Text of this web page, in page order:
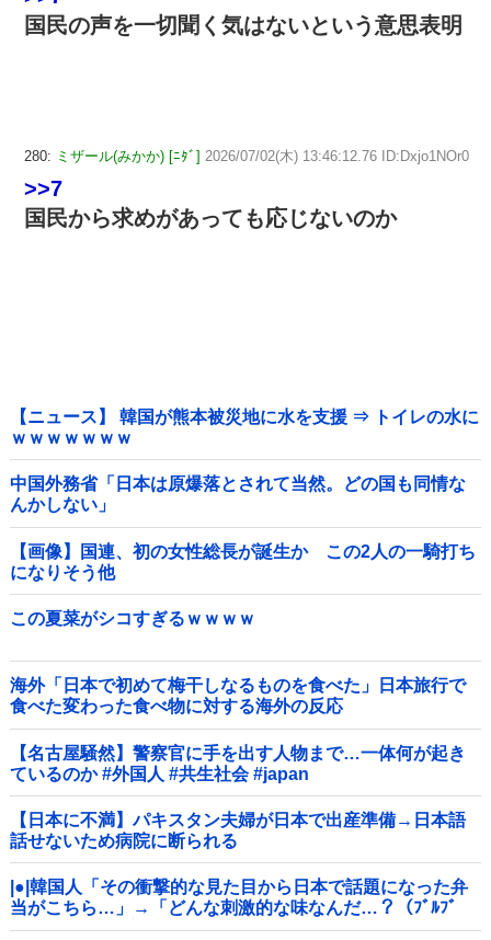
国民の声を一切聞く気はないという意思表明
280: ミザール(みかか) [ﾆﾀﾞ] 2026/07/02(木) 13:46:12.76 ID:Dxjo1NOr0
>>7
国民から求めがあっても応じないのか
【ニュース】 韓国が熊本被災地に水を支援 ⇒ トイレの水に
ｗｗｗｗｗｗｗ
中国外務省「日本は原爆落とされて当然。どの国も同情な
んかしない」
【画像】国連、初の女性総長が誕生か この2人の一騎打ち
になりそう他
この夏菜がシコすぎるｗｗｗｗ
海外「日本で初めて梅干しなるものを食べた」日本旅行で
食べた変わった食べ物に対する海外の反応
【名古屋騒然】警察官に手を出す人物まで…一体何が起き
ているのか #外国人 #共生社会 #japan
【日本に不満】パキスタン夫婦が日本で出産準備→日本語
話せないため病院に断られる
|●|韓国人「その衝撃的な見た目から日本で話題になった弁
当がこちら…」→「どんな刺激的な味なんだ…？（ﾌﾞﾙﾌﾞ
ﾙ」＝韓国の反応